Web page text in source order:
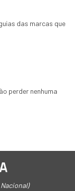
das marcas que
perder nenhuma